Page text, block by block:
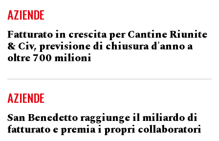
AZIENDE
Fatturato in crescita per Cantine Riunite
& Civ, previsione di chiusura d'anno a
oltre 700 milioni
AZIENDE
San Benedetto raggiunge il miliardo di
fatturato e premia i propri collaboratori